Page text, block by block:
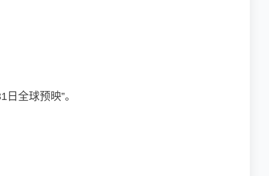
全球预映”。